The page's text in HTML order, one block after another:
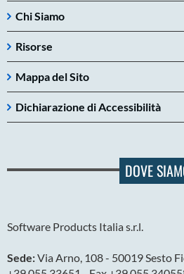
Chi Siamo
Risorse
Mappa del Sito
Dichiarazione di Accessibilità
DOVE
Software Products Italia s.r.l.
Sede:Via Arno, 108 - 50019 Sesto